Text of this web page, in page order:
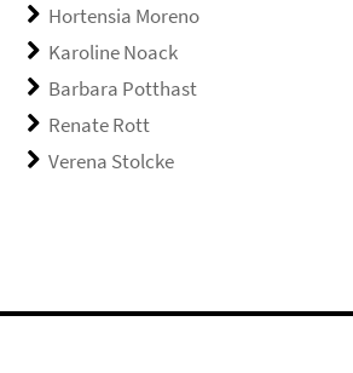
Hortensia Moreno
Karoline Noack
Barbara Potthast
Renate Rott
Verena Stolcke